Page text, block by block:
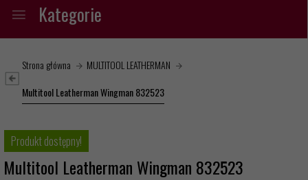
Kategorie
Strona główna
MULTITOOL LEATHERMAN
Multitool Leatherman Wingman 832523
Produkt dostępny!
Multitool Leatherman Wingman 832523